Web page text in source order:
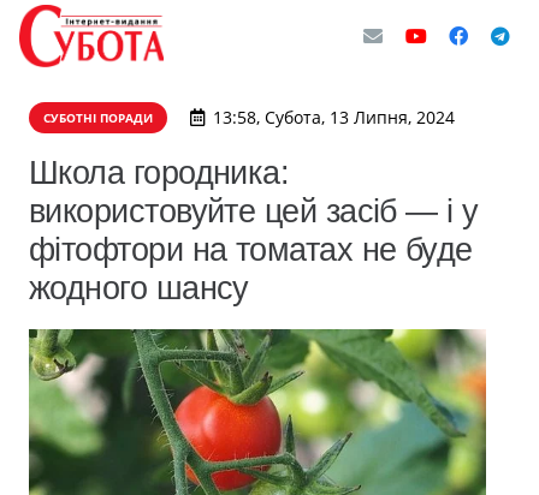
СУБОТНІ ПОРАДИ 13:58, Субота, 13 Липня, 2024
Школа городника:
використовуйте цей засіб — і у
фітофтори на томатах не буде
жодного шансу